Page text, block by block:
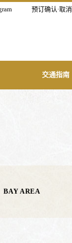
预订确认·取消
交通指南
BAY AREA